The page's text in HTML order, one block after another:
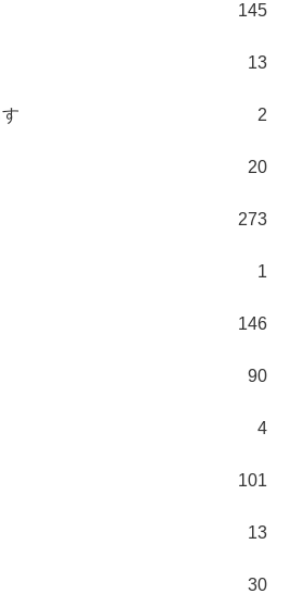
145
13
2
20
273
1
146
90
4
101
13
30